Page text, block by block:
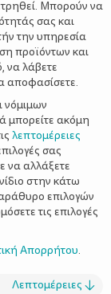
Μπορούν να
σας και
την υπηρεσία
προϊόντων και
να λάβετε
αποφασίσετε.
νόμιμων
μπορείτε ακόμη
λεπτομέρειες
σας
να αλλάξετε
στην κάτω
επιλογών
τις επιλογές
Απορρήτου.
Λεπτομέρειες ↓